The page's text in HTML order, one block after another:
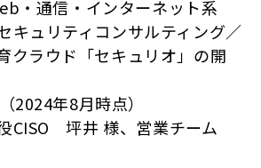
通信・インターネット系
キュリティコンサルティング／
クラウド「セキュリオ」の開
2024年8月時点）
CISO 坪井 様、営業チーム